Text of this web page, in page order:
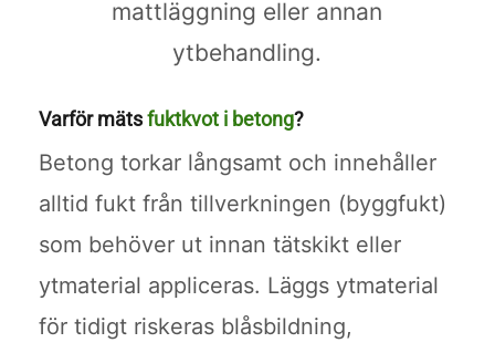
mattläggning eller annan
ytbehandling.
Varför mäts fuktkvot i betong?
Betong torkar långsamt och innehåller
alltid fukt från tillverkningen (byggfukt)
som behöver ut innan tätskikt eller
ytmaterial appliceras. Läggs ytmaterial
för tidigt riskeras blåsbildning,